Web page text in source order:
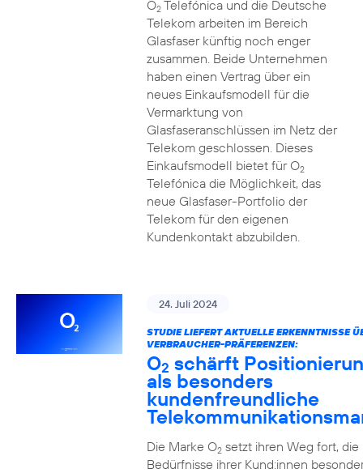
O2Telefónica und die Deutsche
Telekom arbeiten im Bereich
Glasfaser künftig noch enger
zusammen. Beide Unternehmen
haben einen Vertrag über ein
neues Einkaufsmodell für die
Vermarktung von
Glasfaseranschlüssen im Netz der
Telekom geschlossen. Dieses
Einkaufsmodell bietet für O2
Telefónica die Möglichkeit, das
neue Glasfaser-Portfolio der
Telekom für den eigenen
Kundenkontakt abzubilden.
24. Juli 2024
STUDIE LIEFERT AKTUELLE ERKENNTNISSE
VERBRAUCHER-PRÄFERENZEN:
O2 schärft
als besonders
kundenfreundliche
Die Marke O2setzt ihren Weg fort, die
Bedürfnisse ihrer Kund:innen